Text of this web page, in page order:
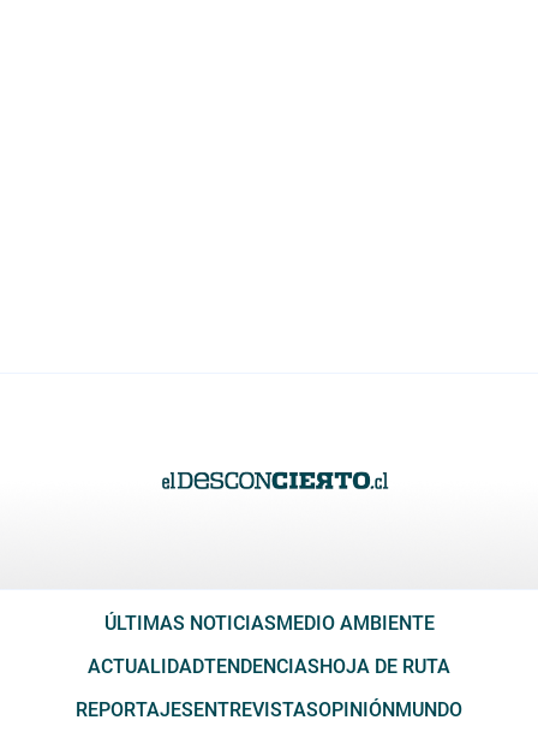
ÚLTIMAS NOTICIASMEDIO AMBIENTE
ACTUALIDADTENDENCIASHOJA DE RUTA
REPORTAJESENTREVISTASOPINIÓNMUNDO